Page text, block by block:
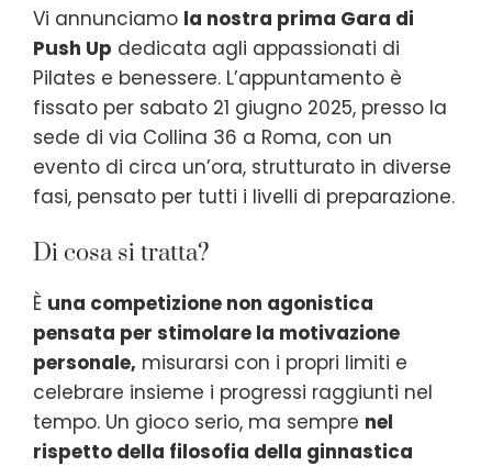
Vi annunciamo la nostra prima Gara di
Push Up dedicata agli appassionati di
Pilates e benessere. L’appuntamento è
fissato per sabato 21 giugno 2025, presso la
sede di via Collina 36 a Roma, con un
evento di circa un’ora, strutturato in diverse
fasi, pensato per tutti i livelli di preparazione.
Di cosa si tratta?
È una competizione non agonistica
pensata per stimolare la motivazione
personale, misurarsi con i propri limiti e
celebrare insieme i progressi raggiunti nel
tempo. Un gioco serio, ma sempre nel
rispetto della filosofia della ginnastica